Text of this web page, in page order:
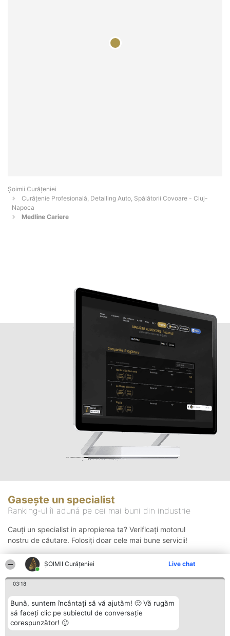
ȘOIMII Curățeniei Live chat
03:18
Bună, suntem încântați să vă ajutăm! 🙂 Vă rugăm
să faceți clic pe subiectul de conversație
corespunzător! 🙂
Șoimii Curățeniei
Curățenie Profesională, Detailing Auto, Spălătorii Covoare - Cluj-
Napoca
Medline Cariere
Gasește un specialist
Ranking-ul îi adună pe cei mai buni din industrie
Cauți un specialist in apropierea ta? Verificați motorul
nostru de căutare. Folosiți doar cele mai bune servicii!